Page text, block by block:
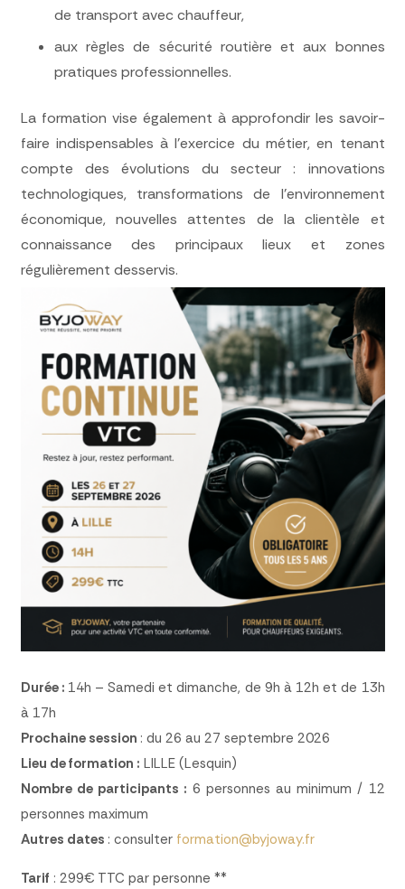
de transport avec chauffeur,
aux règles de sécurité routière et aux bonnes
pratiques professionnelles.
La formation vise également à approfondir les savoir-
faire indispensables à l’exercice du métier, en tenant
compte des évolutions du secteur : innovations
technologiques, transformations de l’environnement
économique, nouvelles attentes de la clientèle et
connaissance des principaux lieux et zones
régulièrement desservis.
Durée : 14h – Samedi et dimanche, de 9h à 12h et de 13h
à 17h
Prochaine session : du 26 au 27 septembre 2026
Lieu de formation : LILLE (Lesquin)
Nombre de participants : 6 personnes au minimum / 12
personnes maximum
Autres dates : consulter formation@byjoway.fr
Tarif : 299€ TTC par personne **